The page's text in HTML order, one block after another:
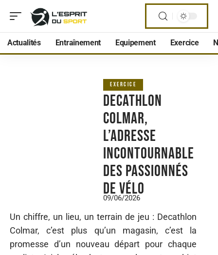
Actualités Entraînement Equipement Exercice
EXERCICE
Decathlon
colmar,
l’adresse
incontournable
des passionnés
de vélo
09/06/2026
Un chiffre, un lieu, un terrain de jeu : Decathlon
Colmar, c’est plus qu’un magasin, c’est la
promesse d’un nouveau départ pour chaque